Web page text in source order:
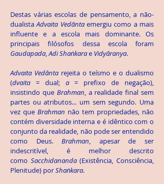
Destas várias escolas de pensamento, a não-
dualistaAdvaita Vedāntaemergiu como a mais
influente e a escola mais dominante. Os
principais filósofos dessa escola foram
Gaudapada,Adi Shaṅkarae Vidyāranya.
Advaita Vedānta rejeita o teísmo e o dualismo
(dvaita = dual; a= prefixo de negação),
insistindo que Brahman, a realidade final sem
partes ou atributos... um sem segundo. Uma
vez que Brahman não tem propriedades, não
contém diversidade interna e é idêntico com o
conjunto da realidade, não pode ser entendido
como Deus.Brahman, apesar de ser
indescritível, é melhor descrito
como Sacchidananda(Existência, Consciência,
Plenitude) porShaṅkara.